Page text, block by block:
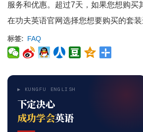
服务和优惠。超过7天，如果您想购买
在功夫英语官网选择您想要购买的套装
标签 FAQ
▶ KUNGFU ENGLISH
下定决心
成功学会英语